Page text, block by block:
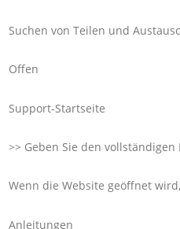
Suchen von Teilen und
Offen
Support-Startseite
>> Geben Sie den
Wenn die Website geöffnet
Anleitungen